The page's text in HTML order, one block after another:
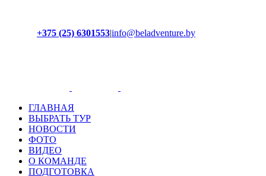
+375 (25) 6301553|info@beladventure.by
ГЛАВНАЯ
ВЫБРАТЬ ТУР
НОВОСТИ
ФОТО
ВИДЕО
О КОМАНДЕ
ПОДГОТОВКА